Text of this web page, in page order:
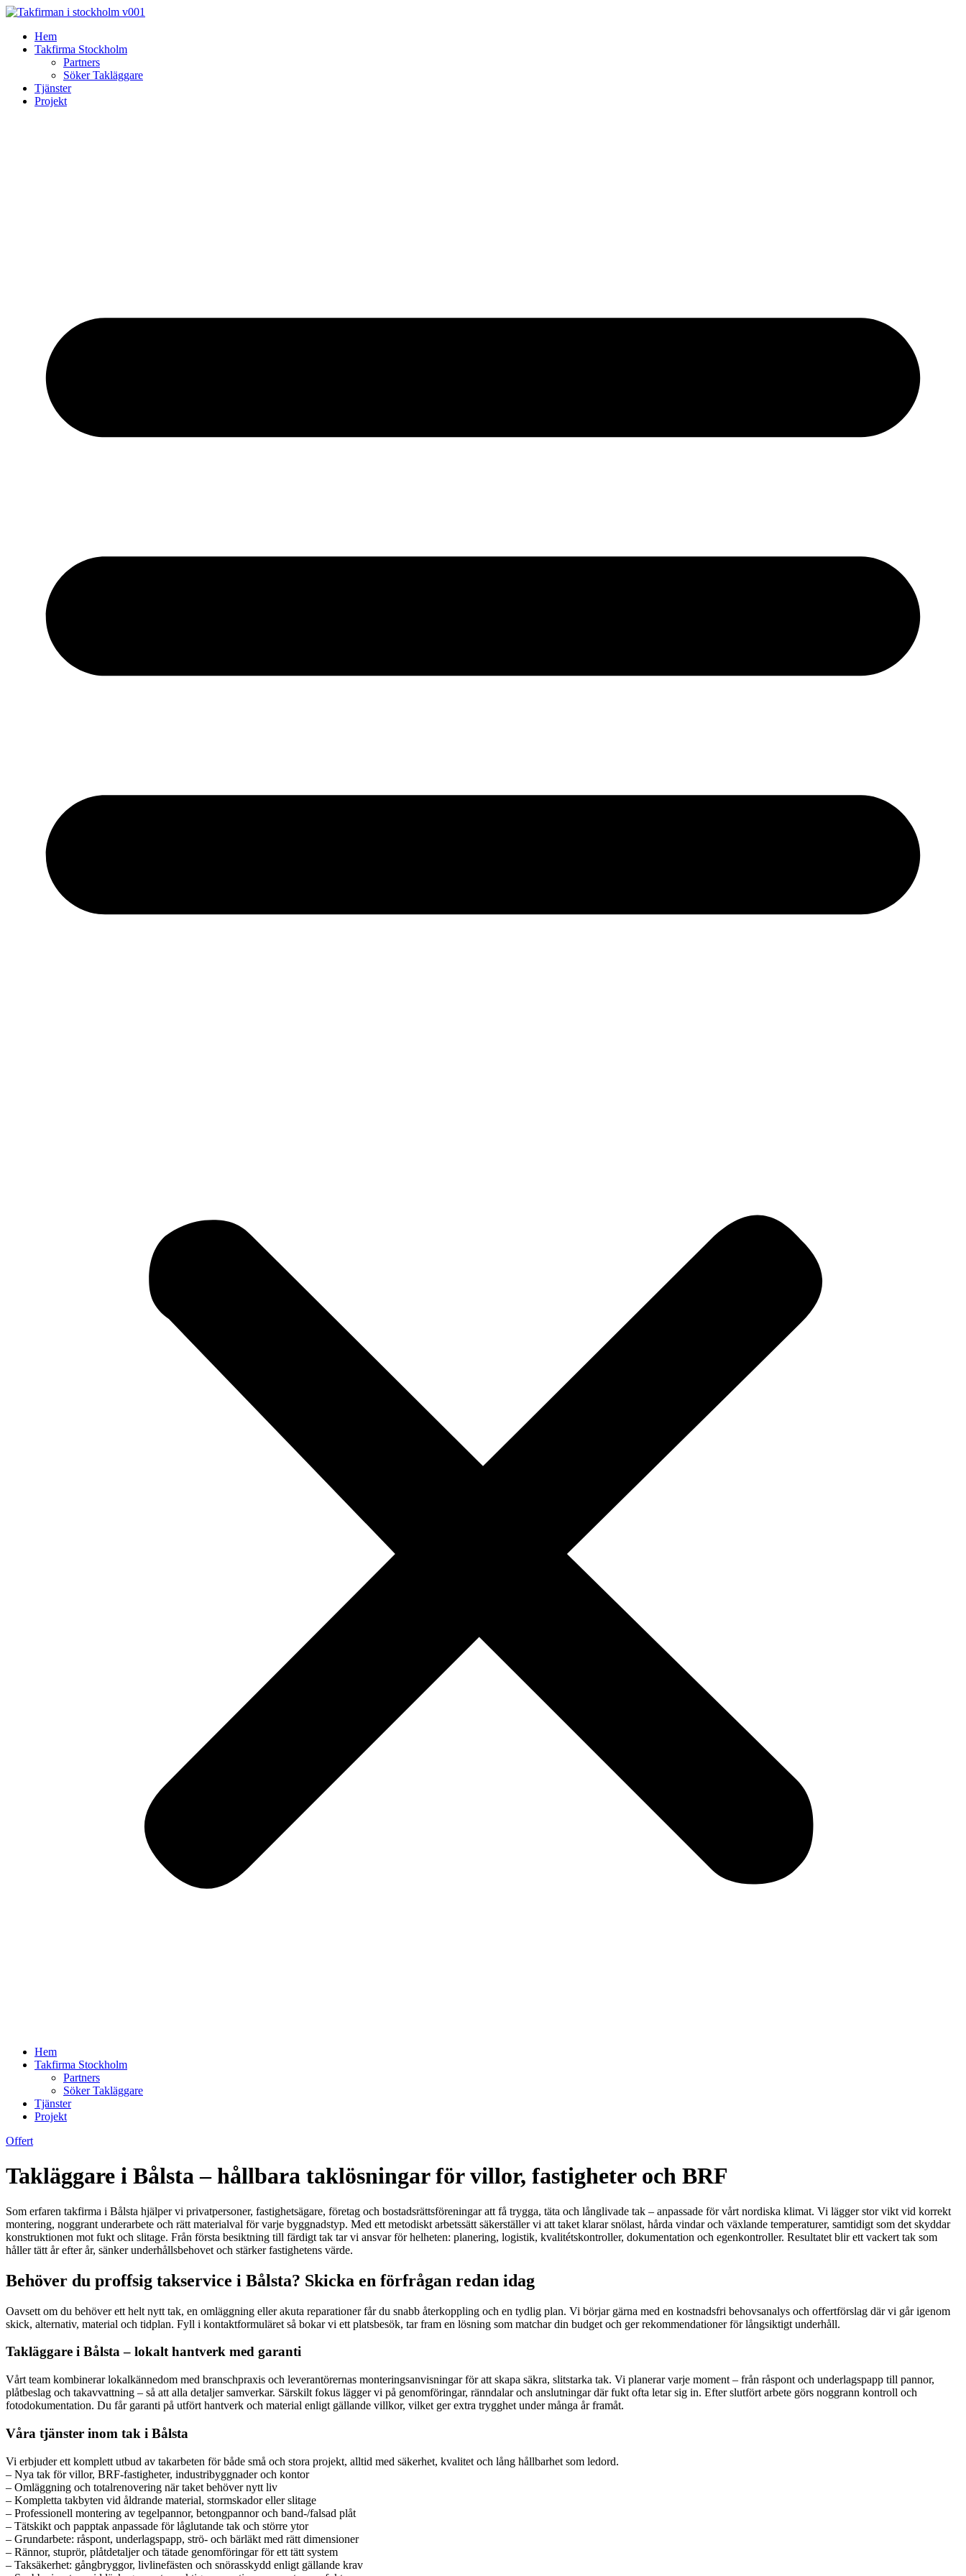
Skip
contentHem
Takfirma Stockholm
Partners
Söker Takläggare
Tjänster
Projekt
Hem
Takfirma Stockholm
Partners
Söker Takläggare
Tjänster
Projekt
Offert
Takläggare i Bålsta – hållbara taklösningar för villor, fastigheter och BRF
Som erfaren takfirma i Bålsta hjälper vi privatpersoner, fastighetsägare, företag och bostadsrättsföreningar att få trygga, täta och långlivade tak – anpassade för vårt nordiska klimat. Vi lägger stor vikt vid korrekt
montering, noggrant underarbete och rätt materialval för varje byggnadstyp. Med ett metodiskt arbetssätt säkerställer vi att taket klarar snölast, hårda vindar och växlande temperaturer, samtidigt som det skyddar
konstruktionen mot fukt och slitage. Från första besiktning till färdigt tak tar vi ansvar för helheten: planering, logistik, kvalitétskontroller, dokumentation och egenkontroller. Resultatet blir ett vackert tak som
håller tätt år efter år, sänker underhållsbehovet och stärker fastighetens värde.
Behöver du proffsig takservice i Bålsta? Skicka en förfrågan redan idag
Oavsett om du behöver ett helt nytt tak, en omläggning eller akuta reparationer får du snabb återkoppling och en tydlig plan. Vi börjar gärna med en kostnadsfri behovsanalys och offertförslag där vi går igenom
skick, alternativ, material och tidplan. Fyll i kontaktformuläret så bokar vi ett platsbesök, tar fram en lösning som matchar din budget och ger rekommendationer för långsiktigt underhåll.
Takläggare i Bålsta – lokalt hantverk med garanti
Vårt team kombinerar lokalkännedom med branschpraxis och leverantörernas monteringsanvisningar för att skapa säkra, slitstarka tak. Vi planerar varje moment – från råspont och underlagspapp till pannor,
plåtbeslag och takavvattning – så att alla detaljer samverkar. Särskilt fokus lägger vi på genomföringar, ränndalar och anslutningar där fukt ofta letar sig in. Efter slutfört arbete görs noggrann kontroll och
fotodokumentation. Du får garanti på utfört hantverk och material enligt gällande villkor, vilket ger extra trygghet under många år framåt.
Våra tjänster inom tak i Bålsta
Vi erbjuder ett komplett utbud av takarbeten för både små och stora projekt, alltid med säkerhet, kvalitet och lång hållbarhet som ledord.
– Nya tak för villor, BRF-fastigheter, industribyggnader och kontor
– Omläggning och totalrenovering när taket behöver nytt liv
– Kompletta takbyten vid åldrande material, stormskador eller slitage
– Professionell montering av tegelpannor, betongpannor och band-/falsad plåt
– Tätskikt och papptak anpassade för låglutande tak och större ytor
– Grundarbete: råspont, underlagspapp, strö- och bärläkt med rätt dimensioner
– Rännor, stuprör, plåtdetaljer och tätade genomföringar för ett tätt system
– Taksäkerhet: gångbryggor, livlinefästen och snörasskydd enligt gällande krav